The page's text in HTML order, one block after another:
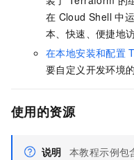
在 Cloud Shell 中
本、快速、便捷地
在本地安装和配置
要自定义开发环境的
使用的资源
说明 本教程示例包